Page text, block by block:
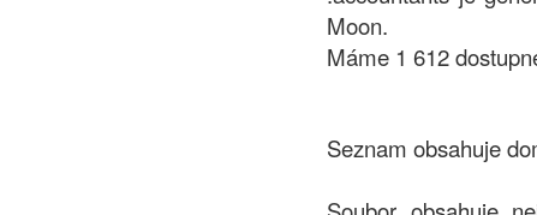
Moon.
Máme 1 612
Seznam obsahuje